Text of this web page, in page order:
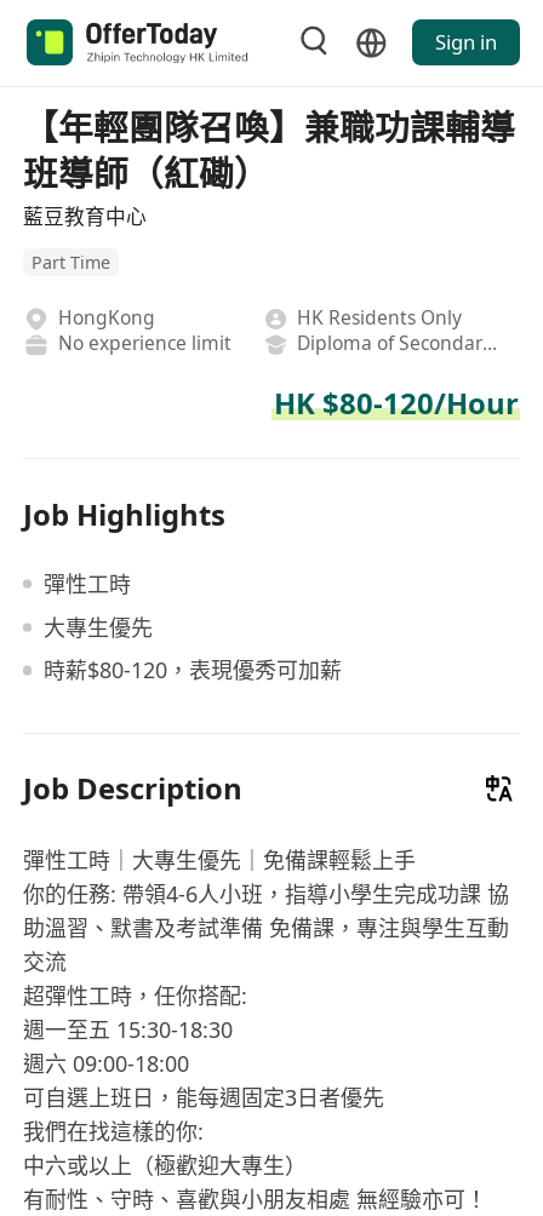
Sign in
【年輕團隊召喚】兼職功課輔導
班導師（紅磡）
藍豆教育中心
Part Time
HongKong
HK Residents Only
No experience limit
Diploma of Secondary School
HK $80-120/Hour
Job Highlights
彈性工時
大專生優先
時薪$80-120，表現優秀可加薪
Job Description
彈性工時｜大專生優先｜免備課輕鬆上手
你的任務: 帶領4-6人小班，指導小學生完成功課 協
助溫習、默書及考試準備 免備課，專注與學生互動
交流
超彈性工時，任你搭配:
週一至五 15:30-18:30
週六 09:00-18:00
可自選上班日，能每週固定3日者優先
我們在找這樣的你:
中六或以上（極歡迎大專生）
有耐性、守時、喜歡與小朋友相處 無經驗亦可！